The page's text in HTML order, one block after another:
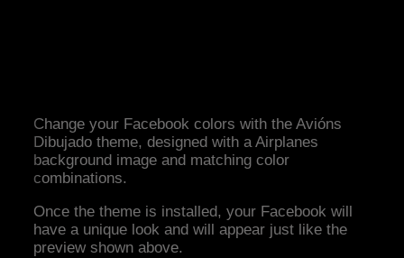
Change your Facebook colors with the Avións
Dibujado theme, designed with a Airplanes
background image and matching color
combinations.
Once the theme is installed, your Facebook will
have a unique look and will appear just like the
preview shown above.